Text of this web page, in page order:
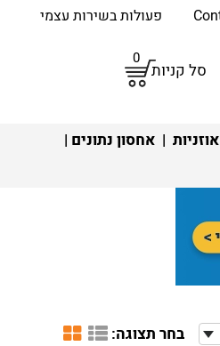
פעולות בשירות עצמי
סל קניות
0
אוזניות | אחסון נתונים |
בחר תצוגה: